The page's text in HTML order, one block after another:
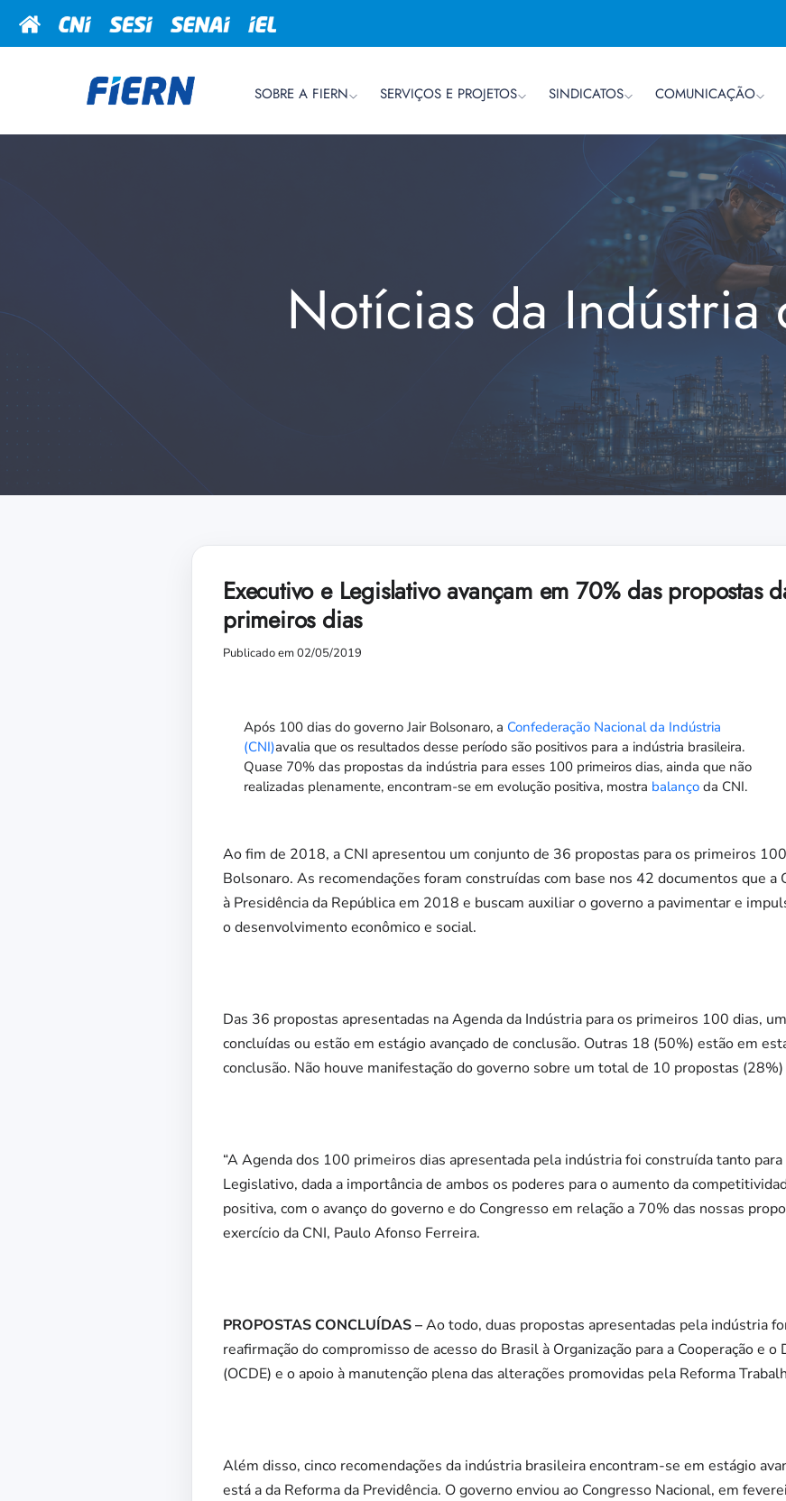
SOBRE A FIERN SERVIÇOS E PROJETOS SINDICATOS COMUNICAÇÃO
Notícias da Indústria
Executivo e Legislativo avançam em 70% das propostas
primeiros dias
Publicado em 02/05/2019
Após 100 dias do governo Jair Bolsonaro, a Confederação Nacional da Indústria
(CNI)avalia que os resultados desse período são positivos para a indústria brasileira.
Quase 70% das propostas da indústria para esses 100 primeiros dias, ainda que não
realizadas plenamente, encontram-se em evolução positiva, mostra balançoda CNI.
Ao fim de 2018, a CNI apresentou um conjunto de 36 propostas para os primeiros
Bolsonaro. As recomendações foram construídas com base nos 42 documentos que a
à Presidência da República em 2018 e buscam auxiliar o governo a pavimentar e
o desenvolvimento econômico e social.
Das 36 propostas apresentadas na Agenda da Indústria para os primeiros 100 dias,
concluídas ou estão em estágio avançado de conclusão. Outras 18 (50%) estão em
conclusão. Não houve manifestação do governo sobre um total de 10 propostas
“A Agenda dos 100 primeiros dias apresentada pela indústria foi construída tanto
Legislativo, dada a importância de ambos os poderes para o aumento da
positiva, com o avanço do governo e do Congresso em relação a 70% das nossas
exercício da CNI, Paulo Afonso Ferreira.
PROPOSTAS CONCLUÍDAS –Ao todo, duas propostas apresentadas pela indústria
reafirmação do compromisso de acesso do Brasil à Organização para a Cooperação e
(OCDE) e o apoio à manutenção plena das alterações promovidas pela Reforma
Além disso, cinco recomendações da indústria brasileira encontram-se em estágio
está a da Reforma da Previdência. O governo enviou ao Congresso Nacional, em